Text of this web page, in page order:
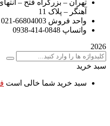
آهنگر – پلاک 11
واحد فروش 66804003-021
واتساپ 0848-414-0938
2026
سبد خرید
سبد خرید شما خالی است